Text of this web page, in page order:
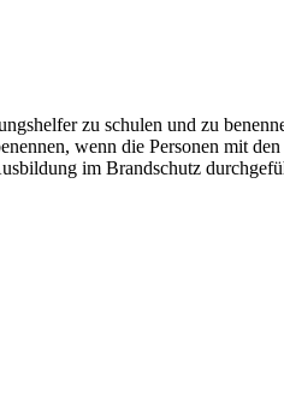
zu schulen und zu
wenn die Personen mit
im Brandschutz